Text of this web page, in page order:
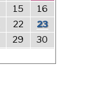
15
16
22
23
29
30